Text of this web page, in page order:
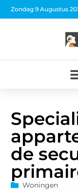
Zondag 9 Augustus
de
Woningen